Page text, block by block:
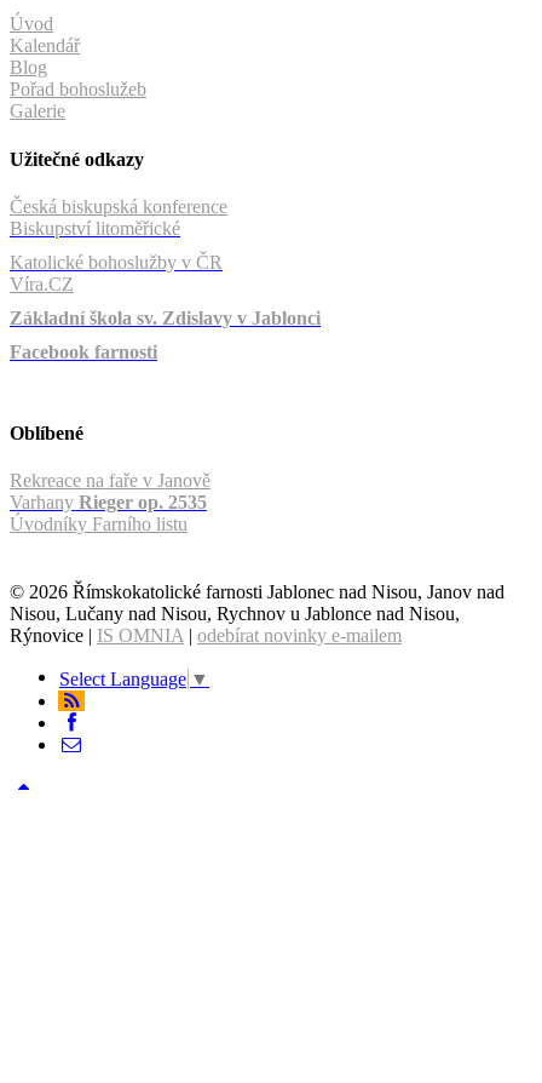
Úvod
Kalendář
Blog
Pořad bohoslužeb
Galerie
Užitečné odkazy
Česká biskupská konference
Biskupství litoměřické
Katolické bohoslužby v ČR
Víra.CZ
Základní škola sv. Zdislavy v Jablonci
Facebook farnosti
Oblíbené
Rekreace na faře v Janově
Varhany Rieger op. 2535
Úvodníky Farního listu
© 2026 Římskokatolické farnosti Jablonec nad Nisou, Janov nad
Nisou, Lučany nad Nisou, Rychnov u Jablonce nad Nisou,
Rýnovice | IS OMNIA | odebírat novinky e-mailem
Select Language ▼